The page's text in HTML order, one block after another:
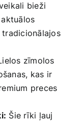
bieži
tradicionālajos
zīmolos
kas ir
preces
Šie rīki ļauj